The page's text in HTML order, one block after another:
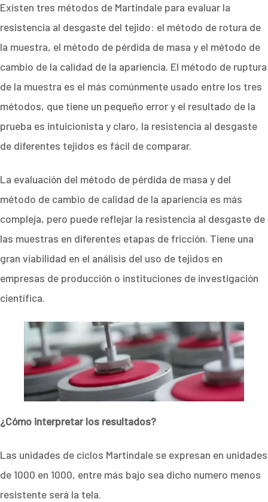
Existen tres métodos de Martindale para evaluar la
resistencia al desgaste del tejido: el método de rotura de
la muestra, el método de pérdida de masa y el método de
cambio de la calidad de la apariencia. El método de ruptura
de la muestra es el más comúnmente usado entre los tres
métodos, que tiene un pequeño error y el resultado de la
prueba es intuicionista y claro, la resistencia al desgaste
de diferentes tejidos es fácil de comparar.
La evaluación del método de pérdida de masa y del
método de cambio de calidad de la apariencia es más
compleja, pero puede reflejar la resistencia al desgaste de
las muestras en diferentes etapas de fricción. Tiene una
gran viabilidad en el análisis del uso de tejidos en
empresas de producción o instituciones de investigación
científica.
¿Cómo interpretar los resultados?
Las unidades de ciclos Martindale se expresan en unidades
de 1000 en 1000, entre más bajo sea dicho numero menos
resistente será la tela.